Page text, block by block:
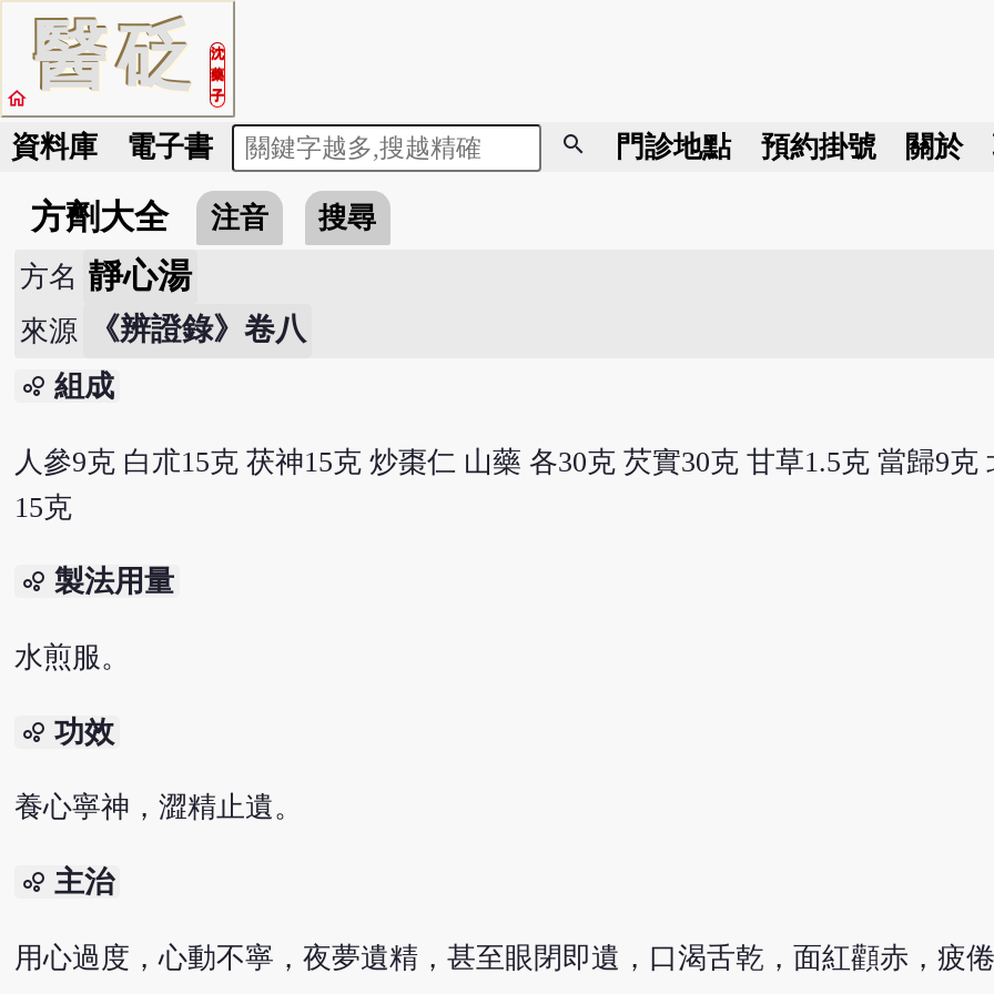
醫砭
沈
藥
子
home
資料庫 電子書 search 門診地點 預約掛號 關於
方劑大全 注音
搜尋
方名 靜心湯
來源 《辨證錄》卷八
bubble_chart 組成
人參9克 白朮15克 茯神15克 炒棗仁 山藥 各30克 芡實30克 甘草1.5克 當歸9克
15克
bubble_chart 製法用量
水煎服。
bubble_chart 功效
養心寧神，澀精止遺。
bubble_chart 主治
用心過度，心動不寧，夜夢遺精，甚至眼閉即遺，口渴舌乾，面紅顴赤，疲